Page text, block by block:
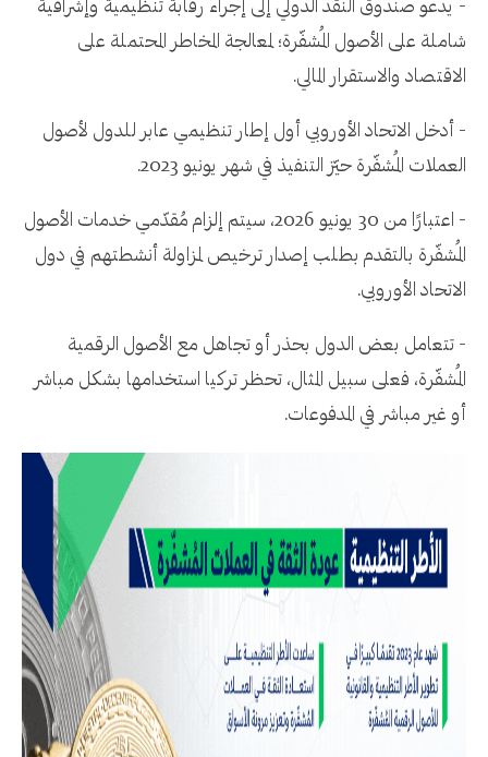
- يدعو صندوق النقد الدولي إلى إجراء رقابة تنظيمية وإشرافية
شاملة على الأصول المُشفّرة؛ لمعالجة المخاطر المحتملة على
الاقتصاد والاستقرار المالي.
- أدخل الاتحاد الأوروبي أول إطار تنظيمي عابر للدول لأصول
العملات المُشفّرة حيّز التنفيذ في شهر يونيو 2023.
- اعتبارًا من 30 يونيو 2026، سيتم إلزام مُقدّمي خدمات الأصول
المُشفّرة بالتقدم بطلب إصدار ترخيص لمزاولة أنشطتهم في دول
الاتحاد الأوروبي.
- تتعامل بعض الدول بحذر أو تجاهل مع الأصول الرقمية
المُشفّرة، فعلى سبيل المثال، تحظر تركيا استخدامها بشكل مباشر
أو غير مباشر في المدفوعات.